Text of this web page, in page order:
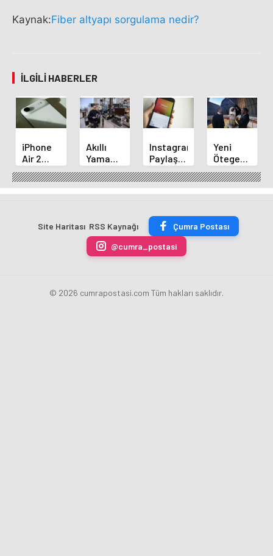
Kaynak:Fiber altyapı sorgulama nedir?
İLGILI HABERLER
iPhone
Air 2
Tanıtımı
Yaklaşıyor:
5
Akıllı
Yama
Çevresel
Tehlikeleri
Titreşimle
Instagram,
Paylaşımlarda
Müzik
Değiştirme
Özelliğini
Yeni
Ötegezegen
Keşfi:
Türk
Bilim
Başarısı
Site Haritası RSS Kaynağı
Çumra Postası
@cumra_postasi
© 2026 cumrapostasi.com Tüm hakları saklıdır.